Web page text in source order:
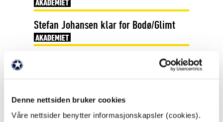
Denne nettsiden bruker cookies
Våre nettsider benytter informasjonskapsler (cookies).
AKADEMIET
Stefan Johansen klar for Bodø/Glimt
AKADEMIET